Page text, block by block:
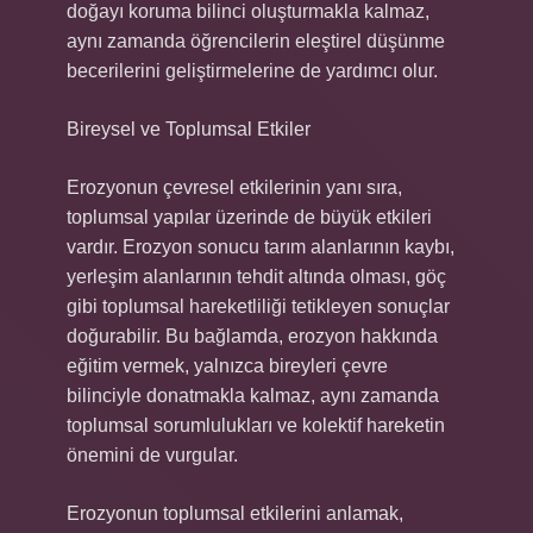
doğayı koruma bilinci oluşturmakla kalmaz,
aynı zamanda öğrencilerin eleştirel düşünme
becerilerini geliştirmelerine de yardımcı olur.
Bireysel ve Toplumsal Etkiler
Erozyonun çevresel etkilerinin yanı sıra,
toplumsal yapılar üzerinde de büyük etkileri
vardır. Erozyon sonucu tarım alanlarının kaybı,
yerleşim alanlarının tehdit altında olması, göç
gibi toplumsal hareketliliği tetikleyen sonuçlar
doğurabilir. Bu bağlamda, erozyon hakkında
eğitim vermek, yalnızca bireyleri çevre
bilinciyle donatmakla kalmaz, aynı zamanda
toplumsal sorumlulukları ve kolektif hareketin
önemini de vurgular.
Erozyonun toplumsal etkilerini anlamak,